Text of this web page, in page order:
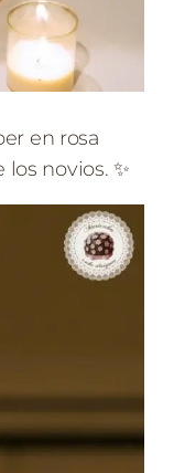
en rosa
novios. ✨